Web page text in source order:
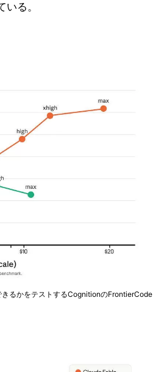
る。
るかをテストするCognitionのFrontierCode